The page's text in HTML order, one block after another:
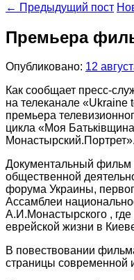
← Предыдущий пост
Премьера
Опубликовано: 12
Как сообщает пресс-
на телеканале «Ukraine
премьера
цикла «Моя
Монастырский.Портрет».
Документальный
общественной
форума Украины,
Ассамблеи
А.И.Монастырского ,
еврейской жизни в
В повествовании
страницы современной